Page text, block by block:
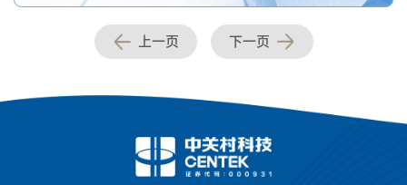
上一页 下一页